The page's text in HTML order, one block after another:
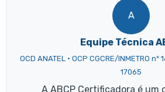
A
Equipe Técnica
OCD ANATEL · OCP CGCRE/INMETRO nº
17065
A ABCP Certificadora é um